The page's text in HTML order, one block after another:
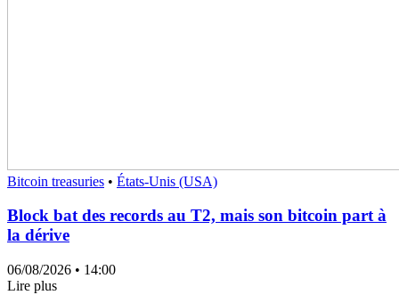
Bitcoin treasuries • États-Unis (USA)
Block bat des records au T2, mais son bitcoin part à
la dérive
06/08/2026 • 14:00
Lire plus